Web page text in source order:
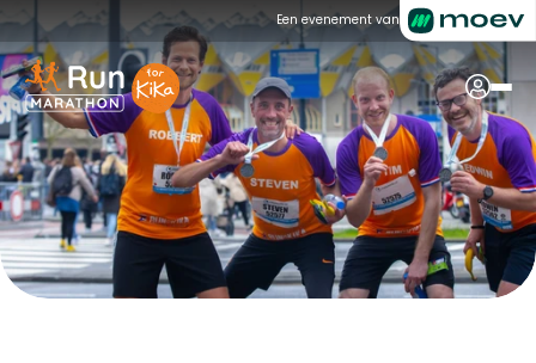
Een evenement van